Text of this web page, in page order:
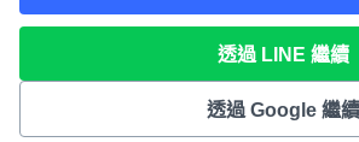
透過 LINE 繼續
透過 Google 繼續